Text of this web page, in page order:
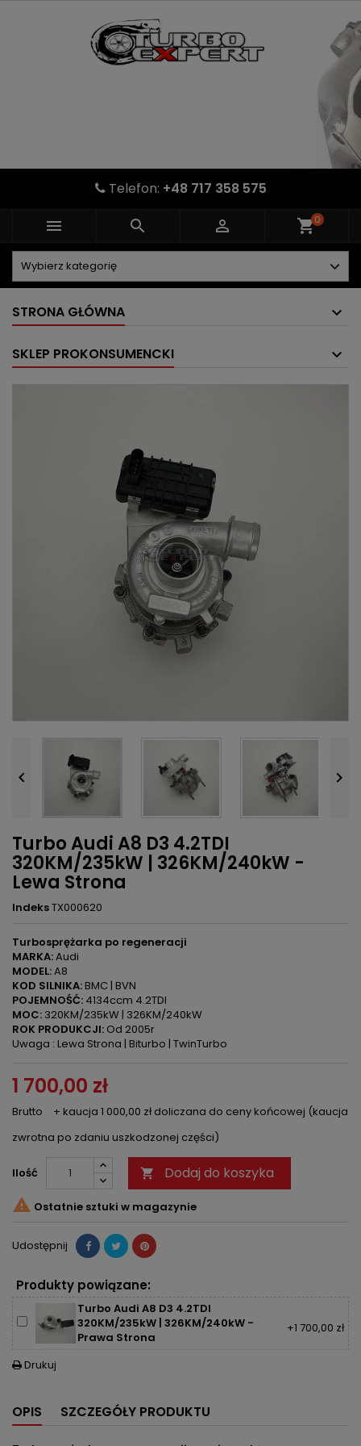
Telefon: +48 717 358 575
   shopping_cart0
STRONA GŁÓWNA
SKLEP PROKONSUMENCKI
 
Turbo Audi A8 D3 4.2TDI
320KM/235kW | 326KM/240kW -
Lewa Strona
IndeksTX000620
Turbosprężarka po regeneracji
MARKA:Audi
MODEL:A8
KOD SILNIKA:BMC | BVN
POJEMNOŚĆ: 4134ccm 4.2TDI
MOC: 320KM/235kW | 326KM/240kW
ROK PRODUKCJI: Od 2005r
Uwaga : Lewa Strona | Biturbo | TwinTurbo
1 700,00 zł
Brutto
+ kaucja 1 000,00 zł doliczana do ceny końcowej (kaucja
zwrotna po zdaniu uszkodzonej części)
Ilość  Dodaj do koszyka
 Ostatnie sztuki w magazynie
Udostępnij
Produkty powiązane:
Turbo Audi A8 D3 4.2TDI
320KM/235kW | 326KM/240kW -
Prawa Strona
+1 700,00 zł
 Drukuj
OPIS SZCZEGÓŁY PRODUKTU